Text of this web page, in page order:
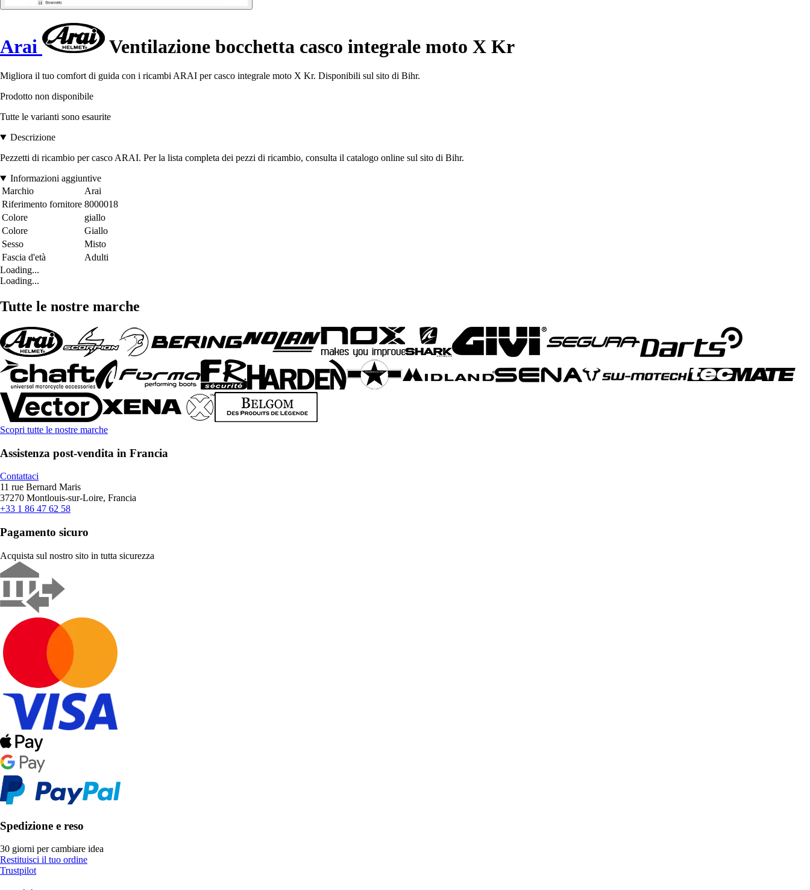
Arai Ventilazione bocchetta casco integrale moto X Kr
Migliora il tuo comfort di guida con i ricambi ARAI per casco integrale moto X Kr. Disponibili sul sito di Bihr.
Prodotto non disponibile
Tutte le varianti sono esaurite
Descrizione
Pezzetti di ricambio per casco ARAI. Per la lista completa dei pezzi di ricambio, consulta il catalogo online sul sito di Bihr.
Informazioni aggiuntive
Marchio
Arai
Riferimento fornitore 8000018
Colore
giallo
Colore
Giallo
Sesso
Misto
Fascia d'età
Adulti
Loading...
Loading...
Tutte le nostre marche
Scopri tutte le nostre marche
Assistenza post-vendita in Francia
Contattaci
11 rue Bernard Maris
37270 Montlouis-sur-Loire, Francia
+33 1 86 47 62 58
Pagamento sicuro
Acquista sul nostro sito in tutta sicurezza
Spedizione e reso
30 giorni per cambiare idea
Restituisci il tuo ordine
Trustpilot